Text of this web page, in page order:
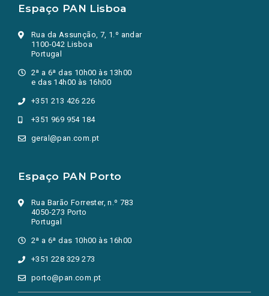
Espaço PAN Lisboa
Rua da Assunção, 7, 1.º andar
1100-042 Lisboa
Portugal
2ª a 6ª das 10h00 às 13h00
e das 14h00 às 16h00
+351 213 426 226
+351 969 954 184
geral@pan.com.pt
Espaço PAN Porto
Rua Barão Forrester, n.º 783
4050-273 Porto
Portugal
2ª a 6ª das 10h00 às 16h00
+351 228 329 273
porto@pan.com.pt